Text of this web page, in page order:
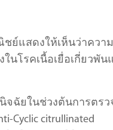
ชย์แสดงให้เห็นว่าควา
นโรคเนื้อเยื่อเกี่ยวพัน
จฉัยในช่วงต้นการตรว
Cyclic citrullinated